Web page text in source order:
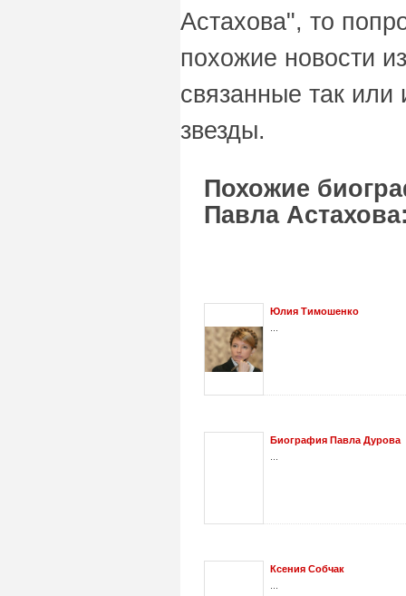
Астахова", то
похожие новости
связанные так или
звезды.
Похожие
Павла
Юлия Тимошенко
Биография Павла Дурова
Ксения Собчак